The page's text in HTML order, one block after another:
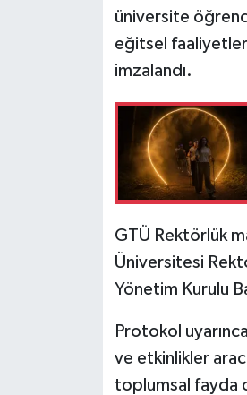
üniversite
eğitsel
imzalandı.
GTÜ Rektörlük
Üniversitesi
Yönetim Kurulu
Protokol
ve etkinlikler
toplumsal fayda